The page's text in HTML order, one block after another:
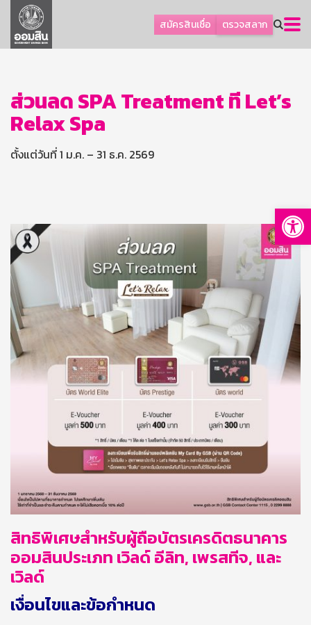
สมัครสินเชื่อ ตรวจสลาก
ลูกค้าธุรกิจ
ลูกค้าผู้ประกอบรายย่อย
ออมเพื่อสุข
เกี่ยวกับธนาคาร
การพัฒนาที่ยั่งยืน
ติดต่อเรา
บริการออนไลน์
TH
EN
GSB Society
ส่วนลด SPA Treatment ที่ Let’s
Relax Spa
ตั้งแต่วันที่ 1 ม.ค. – 31 ธ.ค. 2569
สิทธิพิเศษสำหรับผู้ถือบัตรเครดิตธนาคาร
ออมสินประเภท เวิลด์ อีลิท, เพรสทีจ, และ
เวิลด์
เงื่อนไขและข้อกำหนด